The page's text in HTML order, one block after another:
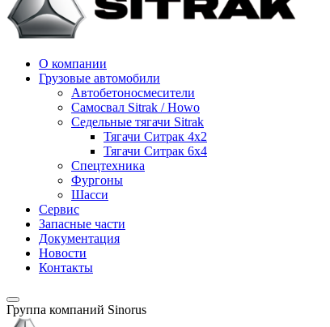
О компании
Грузовые автомобили
Автобетоносмесители
Самосвал Sitrak / Howo
Седельные тягачи Sitrak
Тягачи Ситрак 4х2
Тягачи Ситрак 6х4
Спецтехника
Фургоны
Шасси
Сервис
Запасные части
Документация
Новости
Контакты
Группа компаний Sinorus